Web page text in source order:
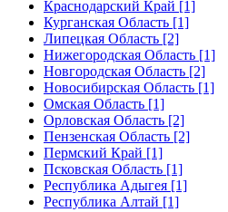
Краснодарский Край [1]
Курганская Область [1]
Липецкая Область [2]
Нижегородская Область [1]
Новгородская Область [2]
Новосибирская Область [1]
Омская Область [1]
Орловская Область [2]
Пензенская Область [2]
Пермский Край [1]
Псковская Область [1]
Республика Адыгея [1]
Республика Алтай [1]